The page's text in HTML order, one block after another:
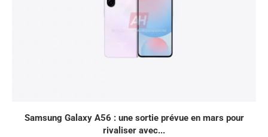
Samsung Galaxy A56 : une sortie prévue en mars pour
rivaliser avec...